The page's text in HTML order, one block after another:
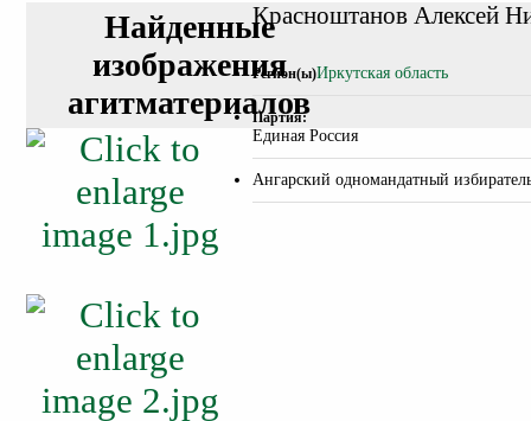
Красноштанов Алексей
Регион(ы)Иркутская область
Партия:
Единая Россия
Ангарский одномандатный
Найденные
изображения
агитматериалов